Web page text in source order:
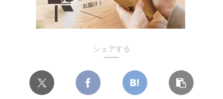
シェアする